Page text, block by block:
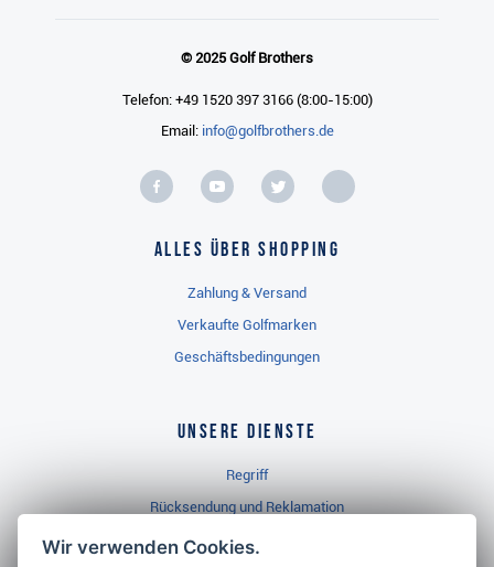
© 2025 Golf Brothers
Telefon: +49 1520 397 3166 (8:00-15:00)
Email: info@golfbrothers.de
Alles über Shopping
Zahlung & Versand
Verkaufte Golfmarken
Geschäftsbedingungen
Unsere Dienste
Regriff
Rücksendung und Reklamation
Widerrufsbelehrung
Wir verwenden Cookies.